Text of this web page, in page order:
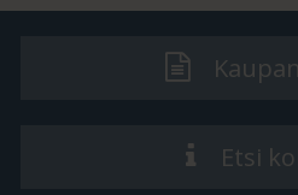
Etsi